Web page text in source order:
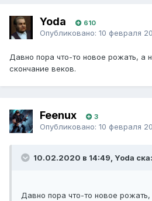
Yoda 610
Опубликовано: 10 февраля
Давно пора что-то новое рожать, а
скончание веков.
Feenux 3
Опубликовано: 10 февраля
10.02.2020 в 14:49, Yoda
Давно пора что-то новое